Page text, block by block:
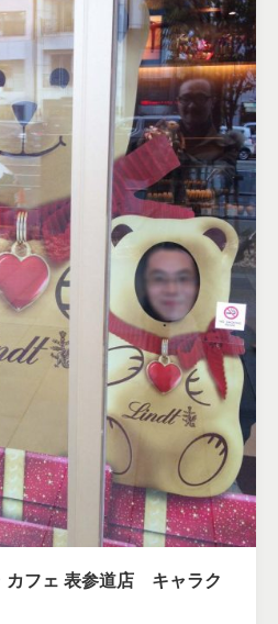
カフェ 表参道店 キャラク